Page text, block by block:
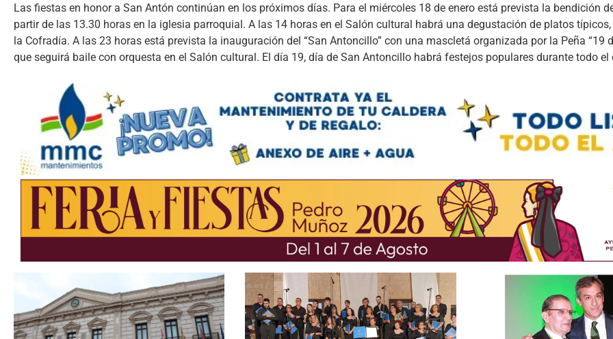
Las fiestas en honor a San Antón continúan en los próximos días. Para el miércoles 18 de enero está prevista la bendición
partir de las 13.30 horas en la iglesia parroquial. A las 14 horas en el Salón cultural habrá una degustación de platos
la Cofradía. A las 23 horas está prevista la inauguración del “San Antoncillo” con una mascletá organizada por la Peña “19
que seguirá baile con orquesta en el Salón cultural. El día 19, día de San Antoncillo habrá festejos populares durante todo el